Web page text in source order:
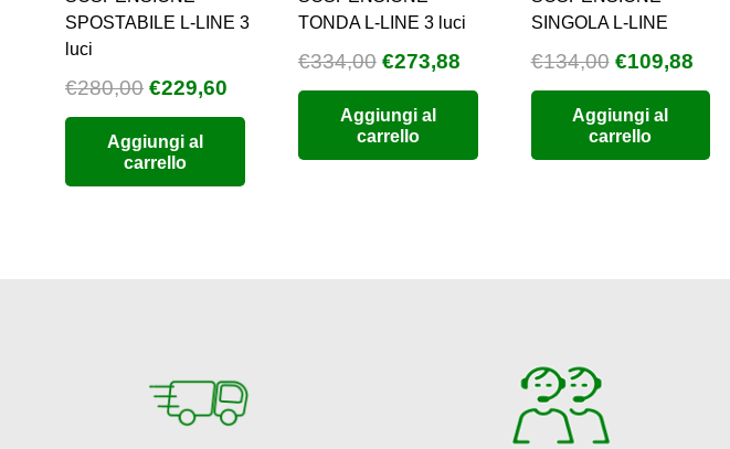
SPOSTABILE L-LINE 3
luci
€280,00 Il
prezzo
originale
era:
€229,60
prezzo
Aggiungi al
carrello
TONDA L-LINE 3 luci
€334,00 Il
prezzo
originale
era:
€273,88Il
prezzo
Aggiungi al
carrello
SINGOLA L-LINE
€134,00 Il
prezzo
originale
era:
€109,88Il
Aggiungi al
carrello